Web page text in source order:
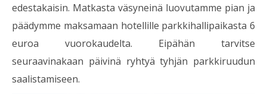
edestakaisin. Matkasta väsyneinä luovutamme pian ja
päädymme maksamaan hotellille parkkihallipaikasta 6
euroa vuorokaudelta. Eipähän tarvitse
seuraavinakaan päivinä ryhtyä tyhjän parkkiruudun
saalistamiseen.